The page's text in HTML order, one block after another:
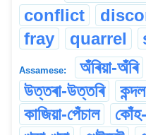
conflict
fray
quarrel
Assamese: অঁৰিয়া-অঁৰি
উত্তৰা-উত্তৰি
কন্দল
কাজিয়া-পেঁচাল